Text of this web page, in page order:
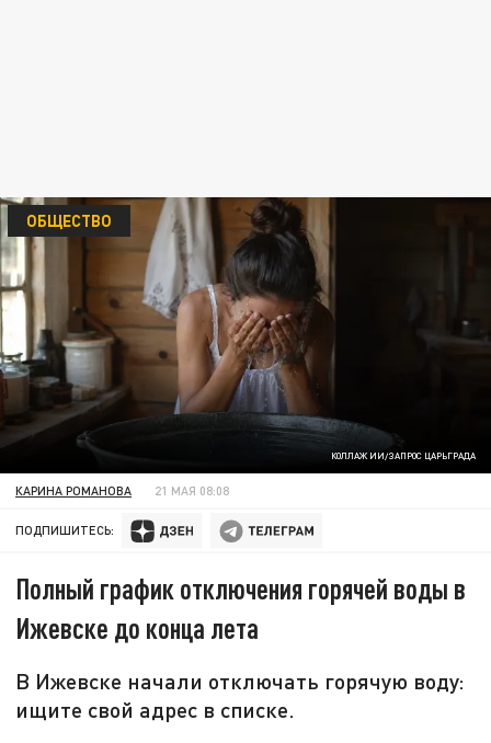
КОЛЛАЖ ИИ/ЗАПРОС ЦАРЬГРАДА
ОБЩЕСТВО
КАРИНА РОМАНОВА 21 МАЯ 08:08
ПОДПИШИТЕСЬ:
Полный график отключения горячей воды в
Ижевске до конца лета
В Ижевске начали отключать горячую воду:
ищите свой адрес в списке.